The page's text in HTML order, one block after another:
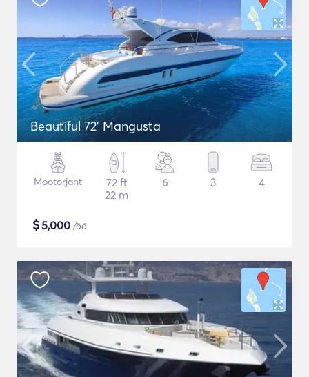
Beautiful 72' Mangusta
Mootorjaht
72 ft
22 m
6 3 4
$5,000 /öö